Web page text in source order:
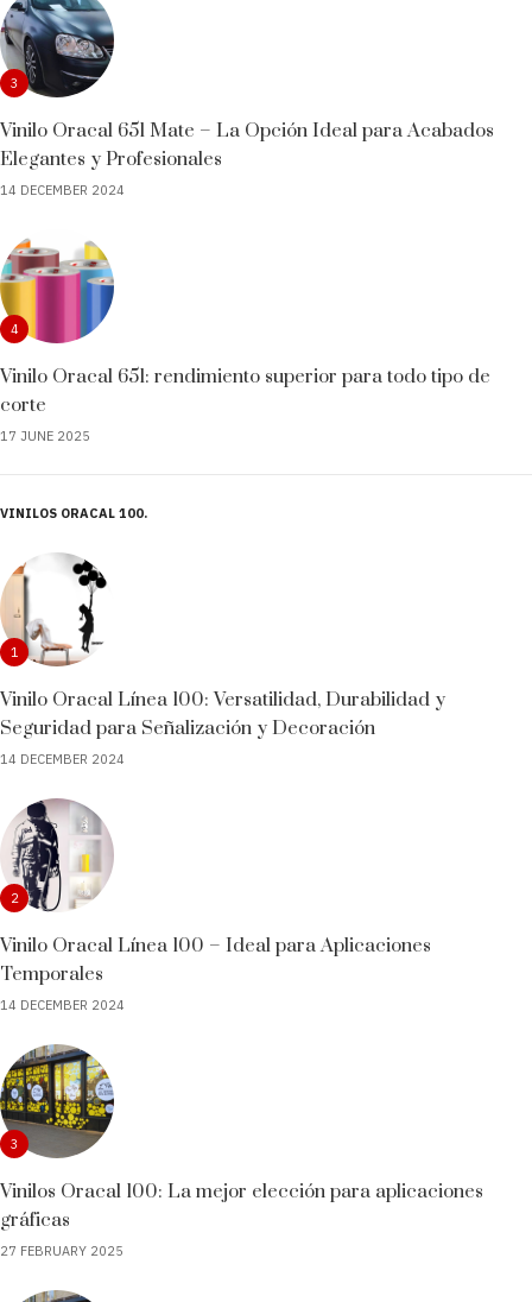
3
Vinilo Oracal 651 Mate – La Opción Ideal para Acabados
Elegantes y Profesionales
14 DECEMBER 2024
4
Vinilo Oracal 651: rendimiento superior para todo tipo de
corte
17 JUNE 2025
VINILOS ORACAL 100
1
Vinilo Oracal Línea 100: Versatilidad, Durabilidad y
Seguridad para Señalización y Decoración
14 DECEMBER 2024
2
Vinilo Oracal Línea 100 – Ideal para Aplicaciones
Temporales
14 DECEMBER 2024
3
Vinilos Oracal 100: La mejor elección para aplicaciones
gráficas
27 FEBRUARY 2025